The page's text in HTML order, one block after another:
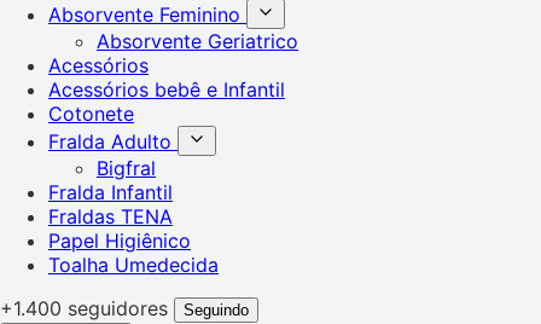
Absorvente Feminino
Absorvente Geriatrico
Acessórios
Acessórios bebê e Infantil
Cotonete
Fralda Adulto
Bigfral
Fralda Infantil
Fraldas TENA
Papel Higiênico
Toalha Umedecida
+1.400 seguidores
Seguindo